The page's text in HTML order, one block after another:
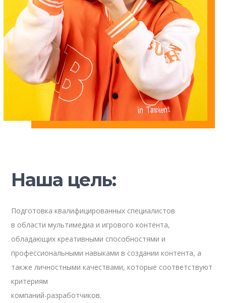
Наша цель:
Подготовка квалифицированных специалистов
в области мультимедиа и игрового контента,
обладающих креативными способностями и
профессиональными навыками в создании контента, а
также личностными качествами, которые соответствуют
критериям
компаний-разработчиков.